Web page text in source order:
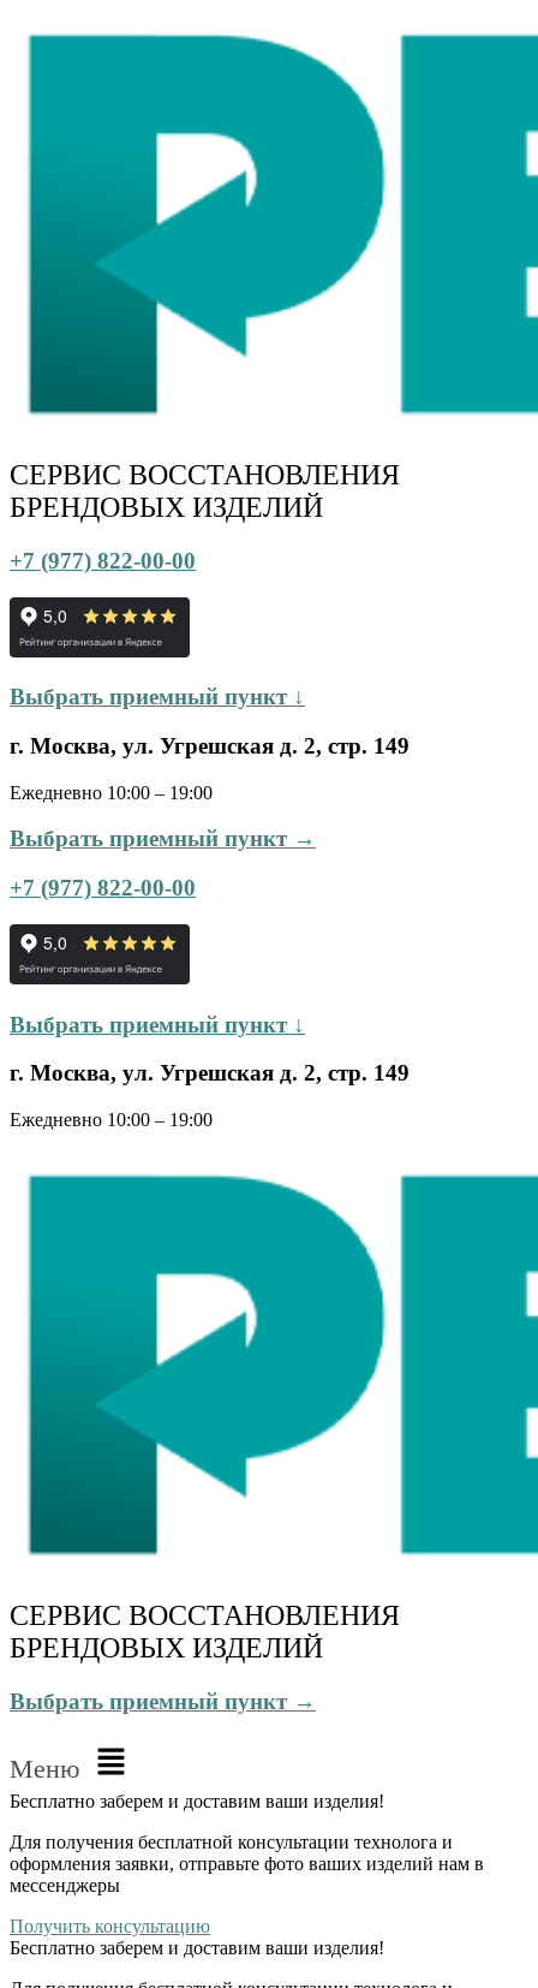
СЕРВИС ВОССТАНОВЛЕНИЯ
БРЕНДОВЫХ ИЗДЕЛИЙ
+7 (977) 822-00-00
Выбрать приемный пункт ↓
г. Москва, ул. Угрешская д. 2, стр. 149
Ежедневно 10:00 – 19:00
Выбрать приемный пункт →
+7 (977) 822-00-00
Выбрать приемный пункт ↓
г. Москва, ул. Угрешская д. 2, стр. 149
Ежедневно 10:00 – 19:00
СЕРВИС ВОССТАНОВЛЕНИЯ
БРЕНДОВЫХ ИЗДЕЛИЙ
Выбрать приемный пункт →
Меню
Бесплатно заберем и доставим ваши изделия!
Для получения бесплатной консультации технолога и
оформления заявки, отправьте фото ваших изделий нам в
мессенджеры
Получить консультацию
Бесплатно заберем и доставим ваши изделия!